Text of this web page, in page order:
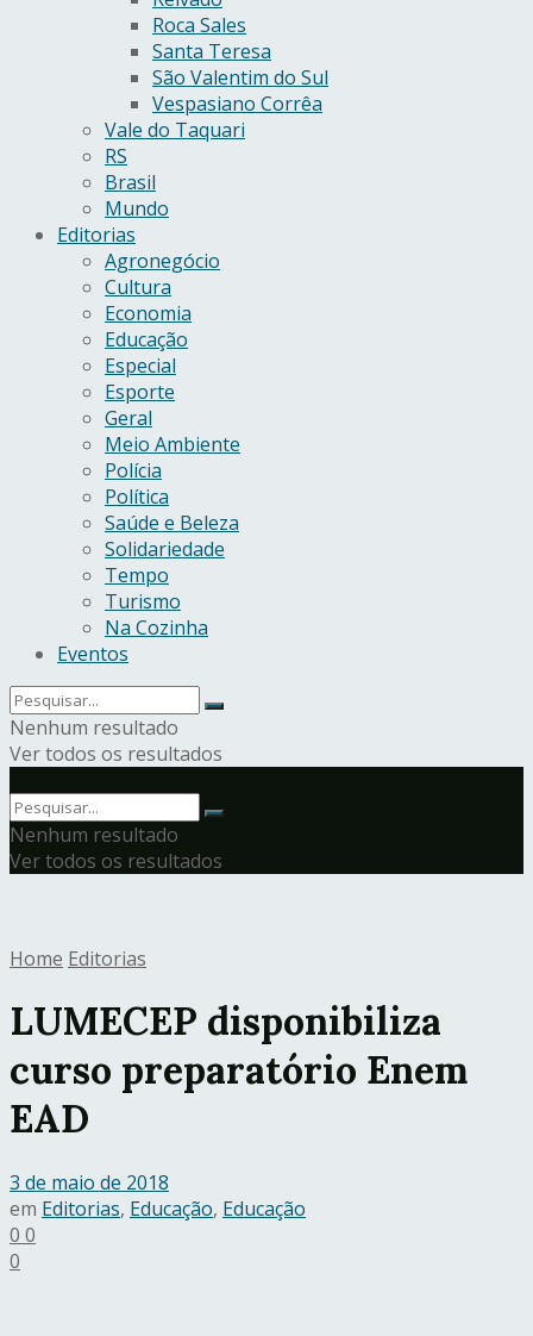
Roca Sales
Santa Teresa
São Valentim do Sul
Vespasiano Corrêa
Vale do Taquari
RS
Brasil
Mundo
Editorias
Agronegócio
Cultura
Economia
Educação
Especial
Esporte
Geral
Meio Ambiente
Polícia
Política
Saúde e Beleza
Solidariedade
Tempo
Turismo
Na Cozinha
Eventos
Nenhum resultado
Ver todos os resultados
Nenhum resultado
Ver todos os resultados
Home Editorias
LUMECEP disponibiliza
curso preparatório Enem
EAD
3 de maio de 2018
em Editorias, Educação, Educação
0 0
0